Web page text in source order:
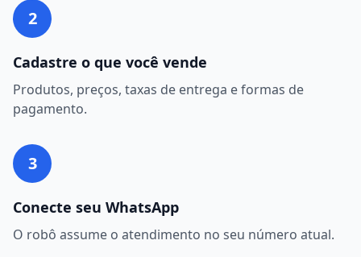
2
Cadastre o que você vende
Produtos, preços, taxas de entrega e formas de
pagamento.
3
Conecte seu WhatsApp
O robô assume o atendimento no seu número atual.